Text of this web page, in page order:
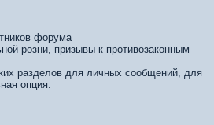
форума
розни, призывы к противозаконным
разделов для личных сообщений, для
опция.